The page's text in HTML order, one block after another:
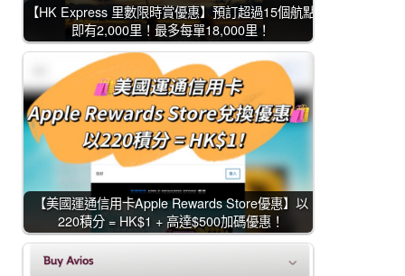
【HK Express 里數限時賞優惠】預訂超過15個航點
即有2,000里！最多每單18,000里！
【美國運通信用卡Apple Rewards Store優惠】以
220積分 = HK$1 + 高達$500加碼優惠！